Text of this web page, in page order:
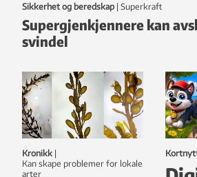
Sikkerhet og beredskap | Superkraft
Supergjenkjennere kan
svindel
Kronikk |
Kan skape problemer for lokale
arter